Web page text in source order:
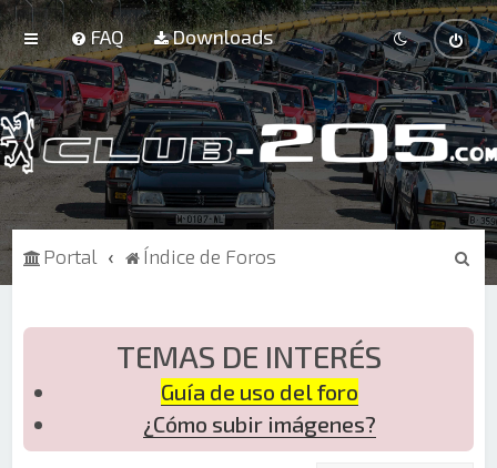
FAQ Downloads
Portal Índice de Foros
B
TEMAS DE INTERÉS
Guía de uso del foro
¿Cómo subir imágenes?